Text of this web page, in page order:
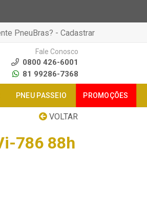
PneuBras? - Cadastrar
Fale Conosco
0800 426-6001
81 99286-7368
PNEU PASSEIO PROMOÇÕES
VOLTAR
786 88h